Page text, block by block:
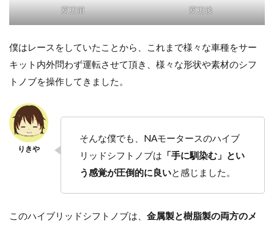
変更前 変更後
僕はレースをしていたことから、これまで様々な車種をサー
キット内外問わず運転させて頂き、様々な形状や素材のシフ
トノブを操作してきました。
そんな僕でも、NAモータースのハイブ
リッドシフトノブは 「手に馴染む」とい
う感覚が圧倒的に良いと感じました。
このハイブリッドシフトノブは、 金属製と樹脂製の両方のメ